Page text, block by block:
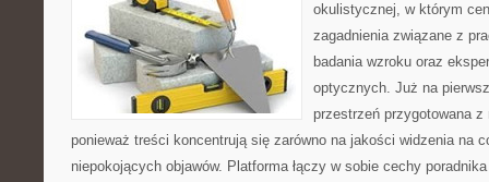
okulistycznej, w którym
zagadnienia związane z
badania wzroku oraz
optycznych. Już na
przestrzeń przygotowana
ponieważ treści koncentrują się zarówno na jakości widzenia na
niepokojących objawów. Platforma łączy w sobie cechy